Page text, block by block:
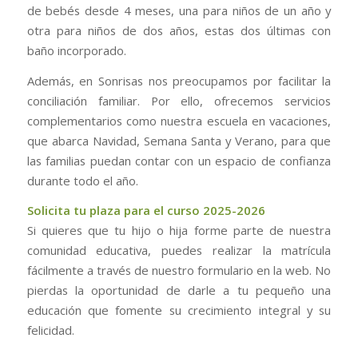
de bebés desde 4 meses, una para niños de un año y
otra para niños de dos años, estas dos últimas con
baño incorporado.
Además, en Sonrisas nos preocupamos por facilitar la
conciliación familiar. Por ello, ofrecemos servicios
complementarios como nuestra escuela en vacaciones,
que abarca Navidad, Semana Santa y Verano, para que
las familias puedan contar con un espacio de confianza
durante todo el año.
Solicita tu plaza para el curso 2025-2026
Si quieres que tu hijo o hija forme parte de nuestra
comunidad educativa, puedes realizar la matrícula
fácilmente a través de nuestro formulario en la web. No
pierdas la oportunidad de darle a tu pequeño una
educación que fomente su crecimiento integral y su
felicidad.